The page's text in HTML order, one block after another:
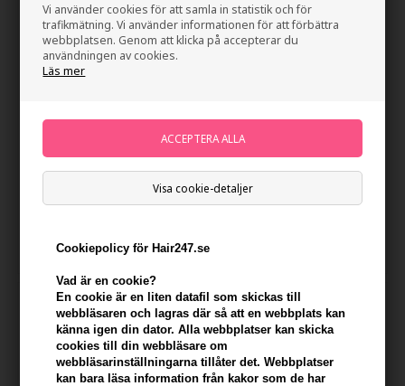
Vi använder cookies för att samla in statistik och för
trafikmätning. Vi använder informationen för att förbättra
webbplatsen. Genom att klicka på accepterar du
användningen av cookies.
Läs mer
Visa cookie-detaljer
Cookiepolicy för Hair247.se
Vad är en cookie?
En cookie är en liten datafil som skickas till
webbläsaren och lagras där så att en webbplats kan
känna igen din dator. Alla webbplatser kan skicka
cookies till din webbläsare om
webbläsarinställningarna tillåter det. Webbplatser
kan bara läsa information från kakor som de har
Kerastase Gloss Absolu Bain
Crème Hydra-Glaze 250ml
Kerastase Gloss Absolu
Frizz-Glaze Cream 240ml